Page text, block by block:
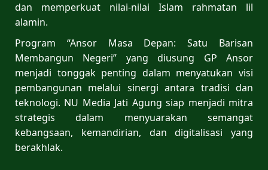
dan memperkuat nilai-nilai Islam rahmatan lil
alamin.
Program “Ansor Masa Depan: Satu Barisan
Membangun Negeri” yang diusung GP Ansor
menjadi tonggak penting dalam menyatukan visi
pembangunan melalui sinergi antara tradisi dan
teknologi. NU Media Jati Agung siap menjadi mitra
strategis dalam menyuarakan semangat
kebangsaan, kemandirian, dan digitalisasi yang
berakhlak.